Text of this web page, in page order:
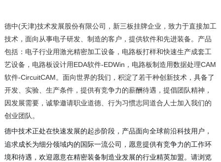
德中(天津)技术发展股份有限公司，新三板挂牌企业，致力于直接加工
技术，面向从事电子研发、制造的客户，提供软件和先进装备。产品
包括：电子行业用激光精密加工设备，电路板打样和快速生产成套工
艺设备，电路板设计用EDA软件-EDWin ，电路板制造用数据处理CAM
软件-CircuitCAM。面向世界的我们，积淀了若干种创新技术，具备了
开发、实验、生产条件，提供有竞争力的薪酬待遇，提倡团队精神，
因发展需要，诚挚邀请职业道德、行为习惯志同道合人士加入我们的
创业团队。
德中技术正处在快速发展的起步阶段，产品面向全球前沿科技用户，
追求成长为细分领域内的国际一流公司，愿意提供有竞争力的工作环
境和待遇，欢迎愿意在精密装备制造业发展的行业精英加盟。请浏览